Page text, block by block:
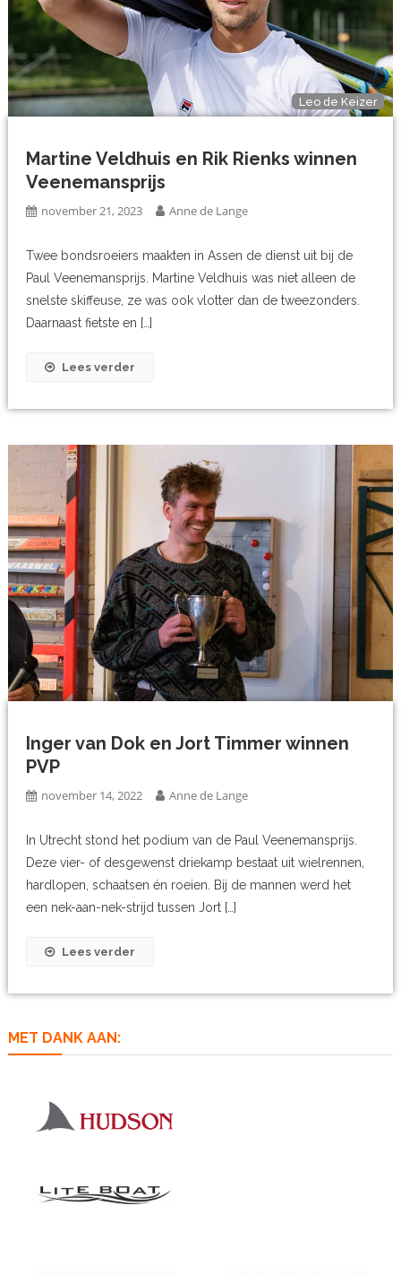
Leo de Keizer
Martine Veldhuis en Rik Rienks winnen
Veenemansprijs
november 21, 2023 Anne de Lange
Twee bondsroeiers maakten in Assen de dienst uit bij de
Paul Veenemansprijs. Martine Veldhuis was niet alleen de
snelste skiffeuse, ze was ook vlotter dan de tweezonders.
Daarnaast fietste en […]
Lees verder
Inger van Dok en Jort Timmer winnen
PVP
november 14, 2022 Anne de Lange
In Utrecht stond het podium van de Paul Veenemansprijs.
Deze vier- of desgewenst driekamp bestaat uit wielrennen,
hardlopen, schaatsen én roeien. Bij de mannen werd het
een nek-aan-nek-strijd tussen Jort […]
Lees verder
MET DANK AAN: